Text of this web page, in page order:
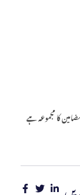
کا مجموعہ ہے